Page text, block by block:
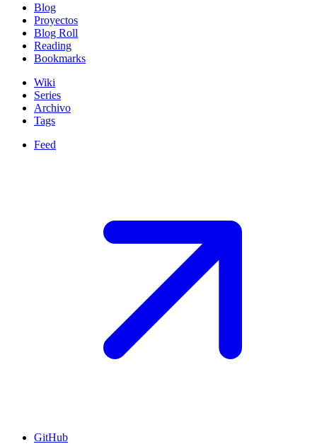
Blog
Proyectos
Blog Roll
Reading
Bookmarks
Wiki
Series
Archivo
Tags
Feed
GitHub